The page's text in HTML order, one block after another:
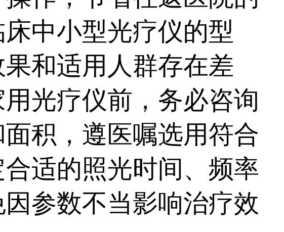
中小型光疗仪的型
和适用人群存在差
光疗仪前，务必咨询
积，遵医嘱选用符合
适的照光时间、频率
参数不当影响治疗效